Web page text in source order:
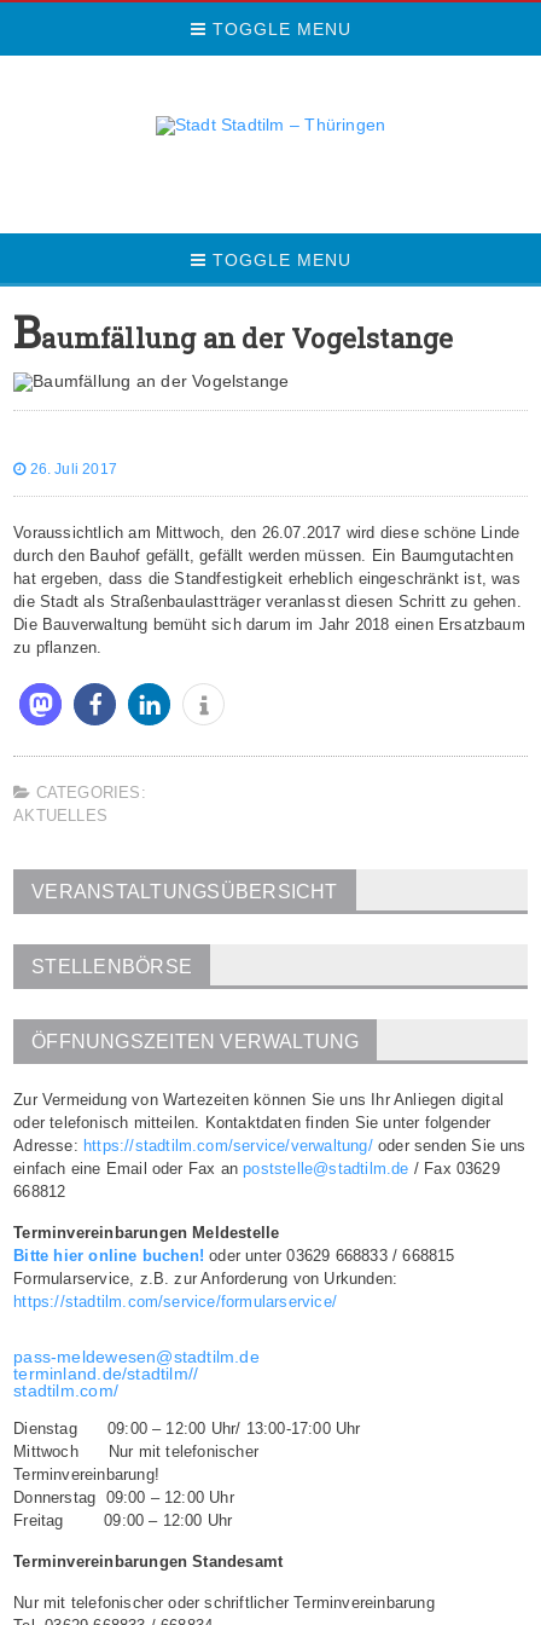
TOGGLE MENU
TOGGLE MENU
Baumfällung an der Vogelstange
26. Juli 2017
Voraussichtlich am Mittwoch, den 26.07.2017 wird diese schöne Linde
durch den Bauhof gefällt, gefällt werden müssen. Ein Baumgutachten
hat ergeben, dass die Standfestigkeit erheblich eingeschränkt ist, was
die Stadt als Straßenbaulastträger veranlasst diesen Schritt zu gehen.
Die Bauverwaltung bemüht sich darum im Jahr 2018 einen Ersatzbaum
zu pflanzen.
CATEGORIES:
AKTUELLES
VERANSTALTUNGSÜBERSICHT
STELLENBÖRSE
ÖFFNUNGSZEITEN VERWALTUNG
Zur Vermeidung von Wartezeiten können Sie uns Ihr Anliegen digital
oder telefonisch mitteilen. Kontaktdaten finden Sie unter folgender
Adresse: https://stadtilm.com/service/verwaltung/oder senden Sie uns
einfach eine Email oder Fax anpoststelle@stadtilm.de / Fax 03629
668812
Terminvereinbarungen Meldestelle
Bitte hier online buchen! oder unter 03629 668833 / 668815
Formularservice, z.B. zur Anforderung von Urkunden:
https://stadtilm.com/service/formularservice/
pass-meldewesen@stadtilm.de
terminland.de/stadtilm//
stadtilm.com/
Dienstag 09:00 – 12:00 Uhr/ 13:00-17:00 Uhr
Mittwoch Nur mit telefonischer
Terminvereinbarung!
Donnerstag 09:00 – 12:00 Uhr
Freitag 09:00 – 12:00 Uhr
Terminvereinbarungen Standesamt
Nur mit telefonischer oder schriftlicher Terminvereinbarung